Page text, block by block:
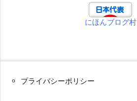
にほんブログ村
プライバシーポリシー